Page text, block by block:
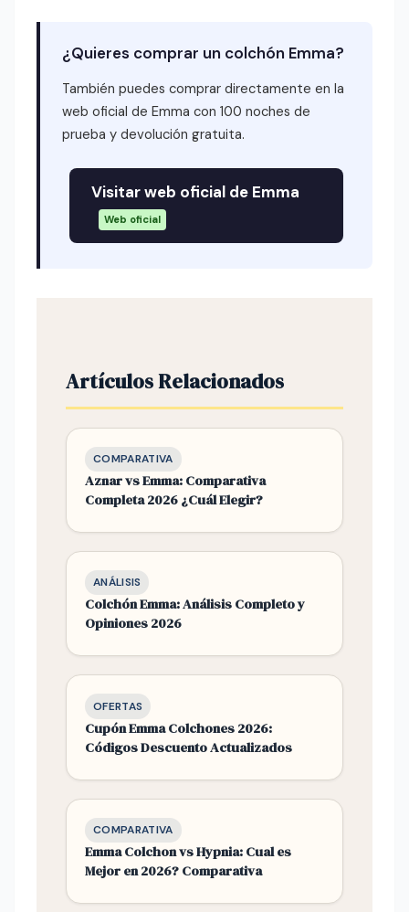
¿Quieres comprar un colchón Emma?
También puedes comprar directamente en la
web oficial de Emma con 100 noches de
prueba y devolución gratuita.
Visitar web oficial de Emma
Web oficial
Artículos Relacionados
COMPARATIVA
Aznar vs Emma: Comparativa
Completa 2026 ¿Cuál Elegir?
ANÁLISIS
Colchón Emma: Análisis Completo y
Opiniones 2026
OFERTAS
Cupón Emma Colchones 2026:
Códigos Descuento Actualizados
COMPARATIVA
Emma Colchon vs Hypnia: Cual es
Mejor en 2026? Comparativa